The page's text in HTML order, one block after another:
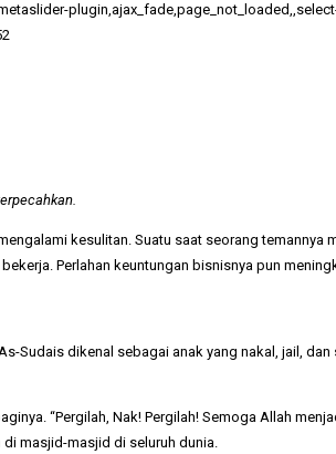
kesulitan. Suatu saat seorang temannya
Perlahan keuntungan bisnisnya pun
Sudais dikenal sebagai anak yang nakal, jail,
“Pergilah, Nak! Pergilah! Semoga Allah
masjid-masjid di seluruh dunia.